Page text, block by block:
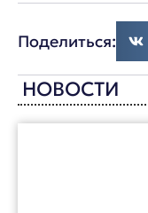
Поделиться:
НОВОСТИ